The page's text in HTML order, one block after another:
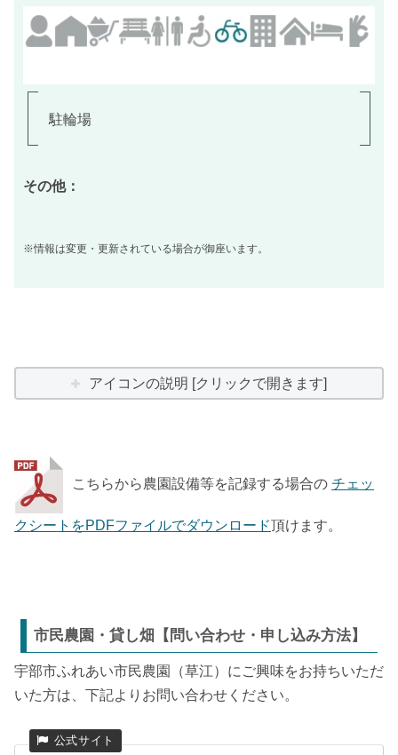
駐輪場
その他：
※情報は変更・更新されている場合が御座います。
アイコンの説明 [クリックで開きます]
こちらから農園設備等を記録する場合の チェッ
クシートをPDFファイルでダウンロード頂けます。
市民農園・貸し畑【問い合わせ・申し込み方法】
宇部市ふれあい市民農園（草江）にご興味をお持ちいただ
いた方は、下記よりお問い合わせください。